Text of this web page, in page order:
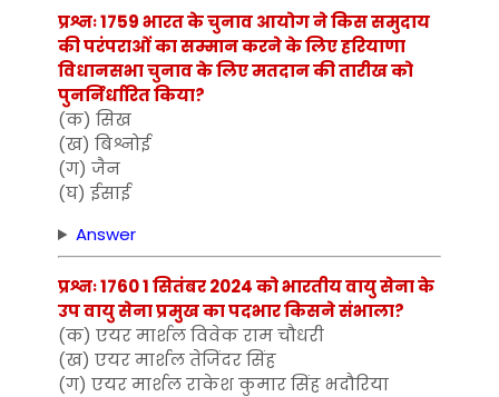
प्रश्नः 1759 भारत के चुनाव आयोग ने किस समुदाय
की परंपराओं का सम्मान करने के लिए हरियाणा
विधानसभा चुनाव के लिए मतदान की तारीख को
पुनर्निर्धारित किया?
(क) सिख
(ख) बिश्नोई
(ग) जैन
(घ) ईसाई
Answer
प्रश्नः 1760 1 सितंबर 2024 को भारतीय वायु सेना के
उप वायु सेना प्रमुख का पदभार किसने संभाला?
(क) एयर मार्शल विवेक राम चौधरी
(ख) एयर मार्शल तेजिंदर सिंह
(ग) एयर मार्शल राकेश कुमार सिंह भदौरिया